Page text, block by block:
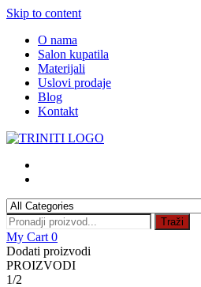
Skip to content
O nama
Salon kupatila
Materijali
Uslovi prodaje
Blog
Kontakt
Traži
My Cart 0
Dodati proizvodi
PROIZVODI
1/2